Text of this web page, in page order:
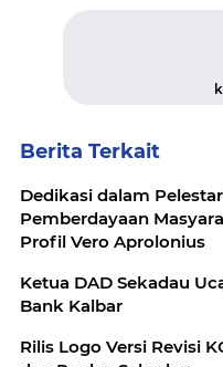
Berita Terkait
Dedikasi dalam
Pemberdayaan
Profil Vero Aprolonius
Ketua DAD Sekadau
Bank Kalbar
Rilis Logo Versi Revisi